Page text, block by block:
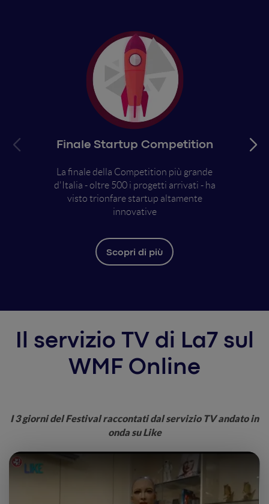
Finale Startup Competition
La finale della Competition più grande
d'Italia - oltre 500 i progetti arrivati - ha
visto trionfare startup altamente
innovative
Scopri di più
Il servizio TV di La7 sul
WMF Online
I 3 giorni del Festival raccontati dal servizio TV andato in
onda su Like